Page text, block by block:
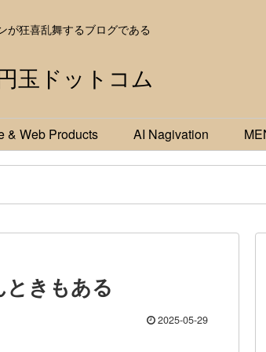
が狂喜乱舞するブログである
& Web Products AI Nagivation
きもある
2025-05-29